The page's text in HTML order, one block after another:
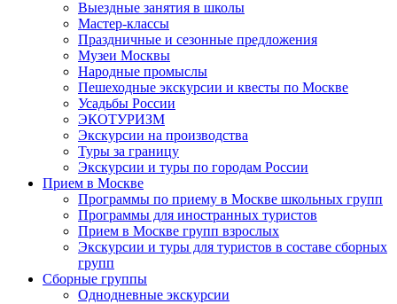
Выездные занятия в школы
Мастер-классы
Праздничные и сезонные предложения
Музеи Москвы
Народные промыслы
Пешеходные экскурсии и квесты по Москве
Усадьбы России
ЭКОТУРИЗМ
Экскурсии на производства
Туры за границу
Экскурсии и туры по городам России
Прием в Москве
Программы по приему в Москве школьных групп
Программы для иностранных туристов
Прием в Москве групп взрослых
Экскурсии и туры для туристов в составе сборных
групп
Сборные группы
Однодневные экскурсии